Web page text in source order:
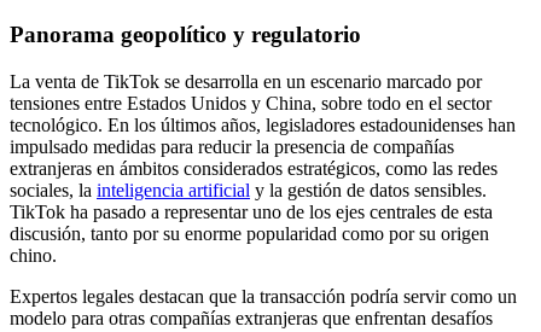
Panorama geopolítico y regulatorio
La venta de TikTok se desarrolla en un escenario marcado por
tensiones entre Estados Unidos y China, sobre todo en el sector
tecnológico. En los últimos años, legisladores estadounidenses han
impulsado medidas para reducir la presencia de compañías
extranjeras en ámbitos considerados estratégicos, como las redes
sociales, la inteligencia artificial y la gestión de datos sensibles.
TikTok ha pasado a representar uno de los ejes centrales de esta
discusión, tanto por su enorme popularidad como por su origen
chino.
Expertos legales destacan que la transacción podría servir como un
modelo para otras compañías extranjeras que enfrentan desafíos